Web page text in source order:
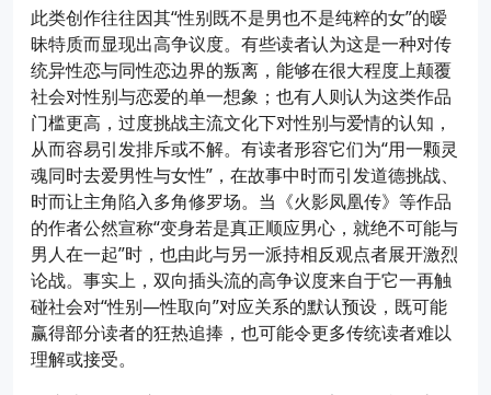
此类创作往往因其“性别既不是男也不是纯粹的女”的暧
昧特质而显现出高争议度。有些读者认为这是一种对传
统异性恋与同性恋边界的叛离，能够在很大程度上颠覆
社会对性别与恋爱的单一想象；也有人则认为这类作品
门槛更高，过度挑战主流文化下对性别与爱情的认知，
从而容易引发排斥或不解。有读者形容它们为“用一颗灵
魂同时去爱男性与女性”，在故事中时而引发道德挑战、
时而让主角陷入多角修罗场。当《火影凤凰传》等作品
的作者公然宣称“变身若是真正顺应男心，就绝不可能与
男人在一起”时，也由此与另一派持相反观点者展开激烈
论战。事实上，双向插头流的高争议度来自于它一再触
碰社会对“性别—性取向”对应关系的默认预设，既可能
赢得部分读者的狂热追捧，也可能令更多传统读者难以
理解或接受。